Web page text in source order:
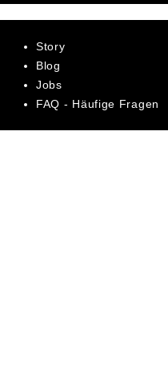
Story
Blog
Jobs
FAQ - Häufige Fragen